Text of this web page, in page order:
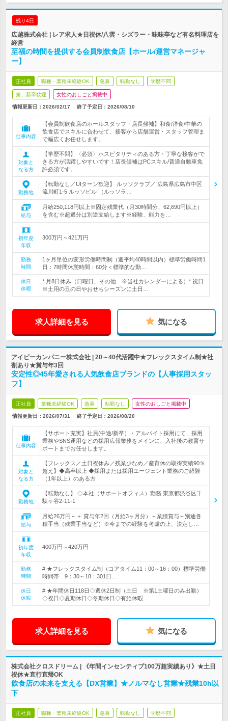
残り4日
広越株式会社 | レア求人★日祝休/八雲・シズラー・味味亭など有名料理店を
経営
至福の時間を提供する会員制飲食店【ホール/運営マネージャ
ー】
正社員 職種・業種未経験OK 急募 転勤なし 学歴不問
第二新卒歓迎 女性のおしごと掲載中
情報更新日：2026/02/17 終了予定日： 2026/08/10
仕事内容
【会員制飲食店のホールスタッフ・店長候補】和食/洋食/中華の
飲食店でスキルに合わせて、接客から店舗運営・スタッフ管理ま
で幅広くお任せします。
対象と
なる方
【学歴不問】〈必須〉ホスピタリティのある方・丁寧な接客がで
きる方が活躍しやすいです！店長候補はPCスキル/普通自動車免
許必須です。
勤務地
【転勤なし／UIターン歓迎】 ルッソクラブ／ 広島県広島市中区
流川町1-5 ルッソビル （ルッソラ…
給与
月給250,118円以上※固定残業代（月30時間分、62,690円以上）
を含む※超過分は別途支給します※経験、能力を…
初年度
年収
300万円～421万円
勤務
時間
1ヶ月単位の変形労働時間制（週平均40時間以内）標準労働時間1
日：7時間休憩時間：60分＜標準的な勤…
休日
休暇
* 月8日休み（日曜日、その他 ※当社カレンダーによる）* 祝日
※土用の丑の日やおせちシーズンに土日…
求人詳細を見る 気になる
アイビーカンパニー株式会社 | 20～40代活躍中★フレックスタイム制★社
割あり★賞与年3回
安定性◎45年愛される人気飲食店ブランドの【人事採用スタッ
フ】
正社員 業種未経験OK 急募 転勤なし 女性のおしごと掲載中
情報更新日：2026/07/31 終了予定日： 2026/08/20
仕事内容
【サポート充実】社員(中途/新卒）・アルバイト採用にて、採用
業務やSNS運用などの採用広報業務をメインに、入社後の教育サ
ポートまでお任せします。
対象と
なる方
【フレックス／土日祝休み／残業少なめ／産育休の取得実績90％
超え】◆高卒以上 ◆採用または採用エージェント業務のご経験
（1年以上）のある方
勤務地
【転勤なし】 ◇本社（サポートオフィス）勤務 東京都渋谷区千
駄ヶ谷2-11-1
給与
月給26万円～＋ 賞与年2回（月給3ヶ月分）＋業績賞与＋別途各
種手当（残業手当など）※今までの経験を考慮の上、決定し…
初年度
年収
400万円～420万円
勤務
時間
# ★フレックスタイム制（コアタイム11：00～16：00）標準労働
時間帯 9：30～18：301日…
休日
休暇
# ★年間休日118日◇週休2日制（土日 ※第1土曜日のみ出勤）
◇祝日◇夏期休日◇冬期休日◇有給休暇…
求人詳細を見る 気になる
株式会社クロスドリーム | 《年間インセンティブ100万超実績あり》★土日
祝休★直行直帰OK
飲食店の未来を支える【DX営業】★ノルマなし営業★残業10h以
下
正社員 職種・業種未経験OK 急募 転勤なし 学歴不問